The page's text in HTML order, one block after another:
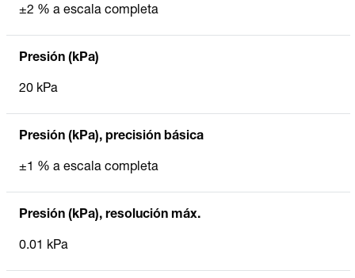
±2 % a escala completa
Presión (kPa)
20 kPa
Presión (kPa), precisión básica
±1 % a escala completa
Presión (kPa), resolución máx.
0.01 kPa